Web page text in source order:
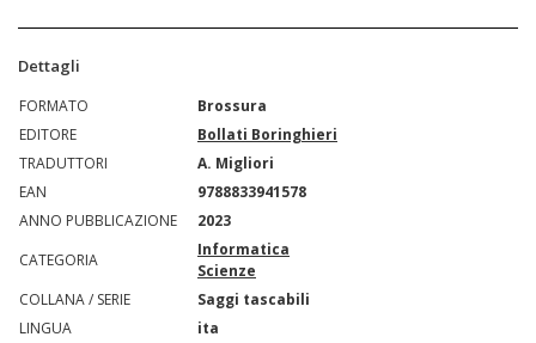
Dettagli
FORMATO
Brossura
EDITORE
Bollati Boringhieri
TRADUTTORI
A. Migliori
EAN
9788833941578
ANNO PUBBLICAZIONE
2023
CATEGORIA
Informatica
Scienze
COLLANA / SERIE
Saggi tascabili
LINGUA
ita